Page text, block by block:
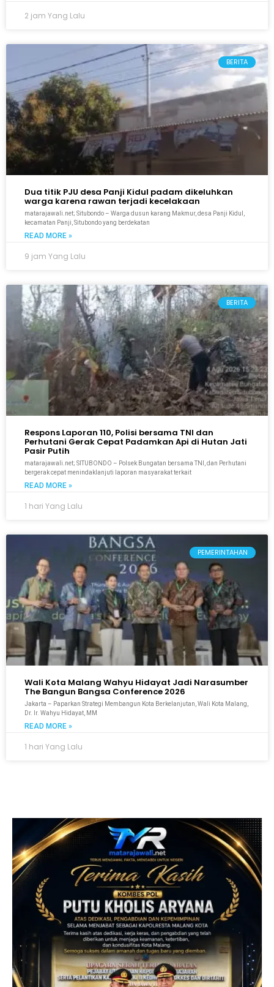
2 jam Yang Lalu
BERITA
Dua titik PJU desa Panji Kidul padam dikeluhkan
warga karena rawan terjadi kecelakaan
matarajawali.net; Situbondo – Warga dusun karang Makmur, desa Panji Kidul,
kecamatan Panji, Situbondo yang berdekatan
READ MORE »
9 jam Yang Lalu
BERITA
Respons Laporan 110, Polisi bersama TNI dan
Perhutani Gerak Cepat Padamkan Api di Hutan Jati
Pasir Putih
matarajawali.net; SITUBONDO – Polsek Bungatan bersama TNI, dan Perhutani
bergerak cepat menindaklanjuti laporan masyarakat terkait
READ MORE »
1 hari Yang Lalu
PEMERINTAHAN
Wali Kota Malang Wahyu Hidayat Jadi Narasumber
The Bangun Bangsa Conference 2026
Jakarta – Paparkan Strategi Membangun Kota Berkelanjutan, Wali Kota Malang,
Dr. Ir. Wahyu Hidayat, MM
READ MORE »
1 hari Yang Lalu